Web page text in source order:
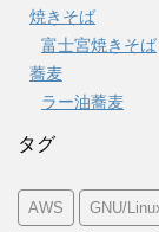
焼きそば
富士宮焼きそば
蕎麦
ラー油蕎麦
タグ
AWS GNU/